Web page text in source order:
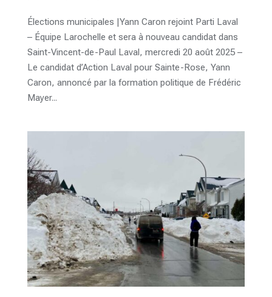
Élections municipales |Yann Caron rejoint Parti Laval
– Équipe Larochelle et sera à nouveau candidat dans
Saint-Vincent-de-Paul Laval, mercredi 20 août 2025 –
Le candidat d’Action Laval pour Sainte-Rose, Yann
Caron, annoncé par la formation politique de Frédéric
Mayer...